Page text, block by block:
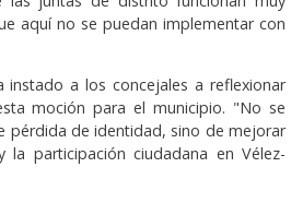
aquí no se puedan implementar con
a los concejales a reflexionar
moción para el municipio. "No se
pérdida de identidad, sino de mejorar
la participación ciudadana en Vélez-